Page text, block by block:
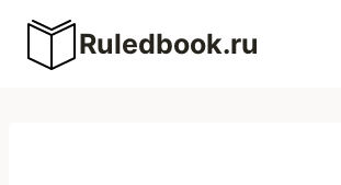
Перейти
содержимому
Ruledbook.ru